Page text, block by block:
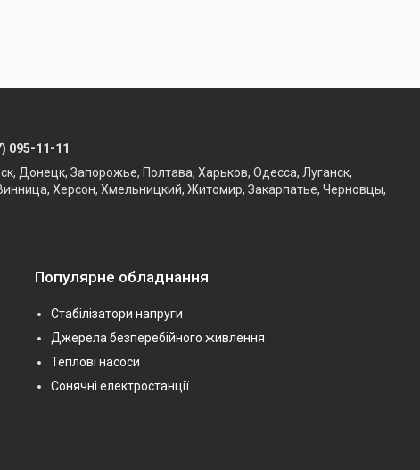
095-11-11
Донецк, Запорожье, Полтава, Харьков, Одесса, Луганск,
Херсон, Хмельницкий, Житомир, Закарпатье, Черновцы,
Популярне обладнання
Стабілізатори напруги
Джерела безперебійного живлення
Теплові насоси
Сонячні електростанції